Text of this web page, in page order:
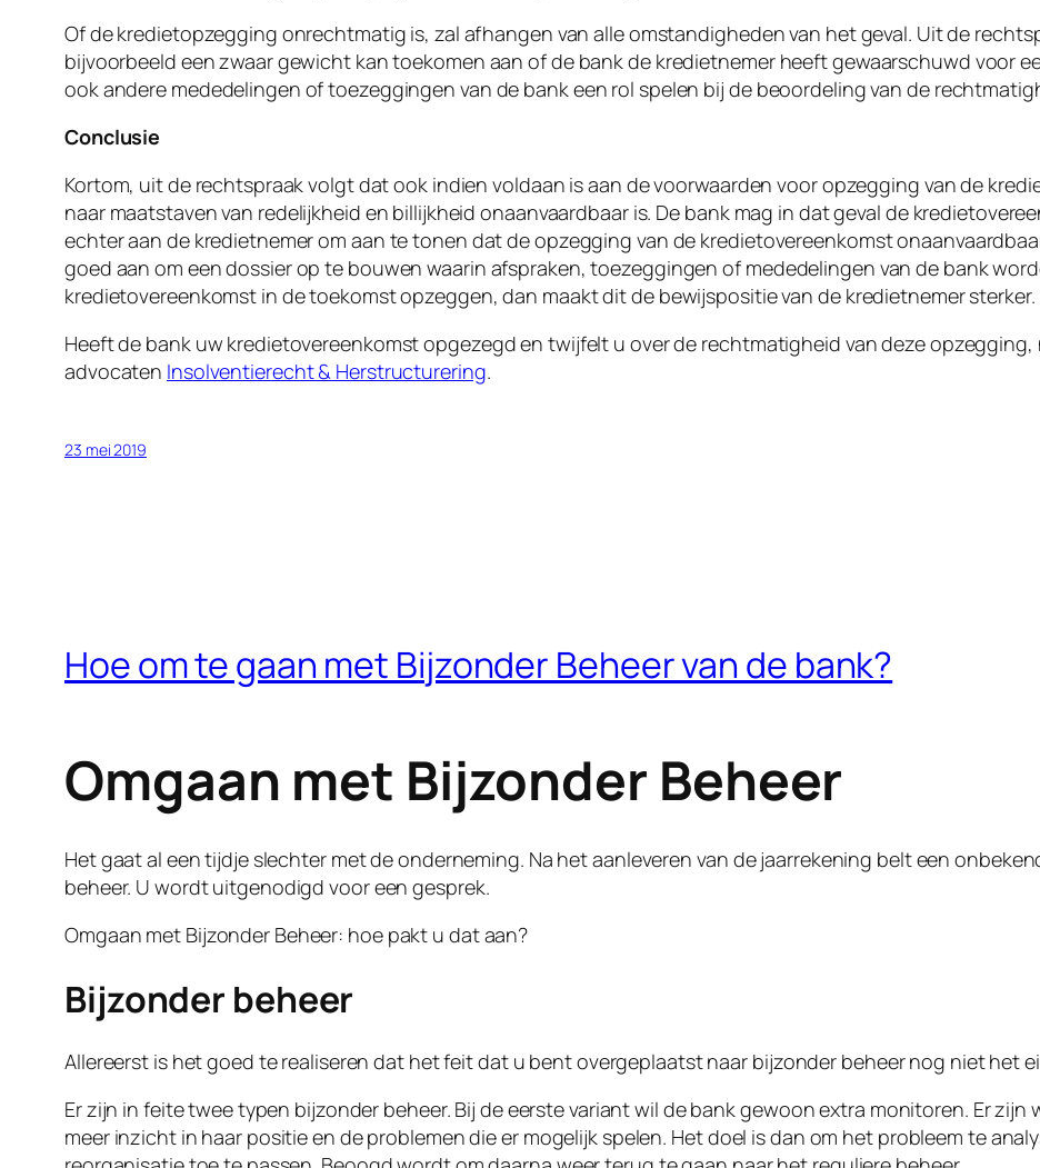
Of de kredietopzegging onrechtmatig is, zal afhangen van alle omstandigheden van het geval. Uit de
bijvoorbeeld een zwaar gewicht kan toekomen aan of de bank de kredietnemer heeft gewaarschuwd voor
ook andere mededelingen of toezeggingen van de bank een rol spelen bij de beoordeling van de
Conclusie
Kortom, uit de rechtspraak volgt dat ook indien voldaan is aan de voorwaarden voor opzegging van de
naar maatstaven van redelijkheid en billijkheid onaanvaardbaar is. De bank mag in dat geval de
echter aan de kredietnemer om aan te tonen dat de opzegging van de kredietovereenkomst
goed aan om een dossier op te bouwen waarin afspraken, toezeggingen of mededelingen van de bank
kredietovereenkomst in de toekomst opzeggen, dan maakt dit de bewijspositie van de kredietnemer sterker.
Heeft de bank uw kredietovereenkomst opgezegd en twijfelt u over de rechtmatigheid van deze
advocaten Insolventierecht & Herstructurering.
23 mei 2019
Hoe om te gaan met Bijzonder Beheer van de bank?
Omgaan met Bijzonder Beheer
Het gaat al een tijdje slechter met de onderneming. Na het aanleveren van de jaarrekening belt een
beheer. U wordt uitgenodigd voor een gesprek.
Omgaan met Bijzonder Beheer: hoe pakt u dat aan?
Bijzonder beheer
Allereerst is het goed te realiseren dat het feit dat u bent overgeplaatst naar bijzonder beheer nog niet het
Er zijn in feite twee typen bijzonder beheer. Bij de eerste variant wil de bank gewoon extra monitoren. Er
meer inzicht in haar positie en de problemen die er mogelijk spelen. Het doel is dan om het probleem te